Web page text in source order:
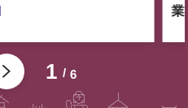
1 6
業